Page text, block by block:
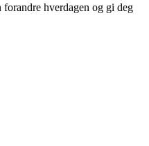
hverdagen og gi deg